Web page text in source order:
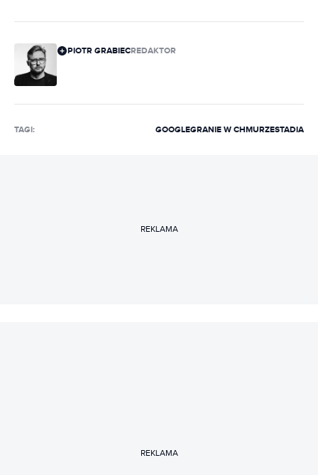
PIOTR GRABIECREDAKTOR
TAGI: GOOGLEGRANIE W CHMURZESTADIA
REKLAMA
REKLAMA